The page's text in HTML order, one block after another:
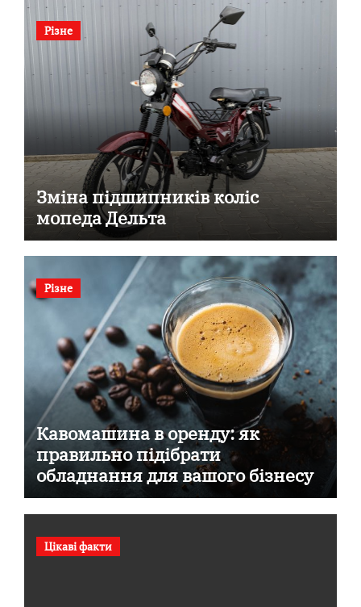
Різне
Зміна підшипників коліс
мопеда Дельта
Різне
Кавомашина в оренду: як
правильно підібрати
обладнання для вашого бізнесу
Цікаві факти